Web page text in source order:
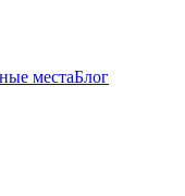
местаБлог